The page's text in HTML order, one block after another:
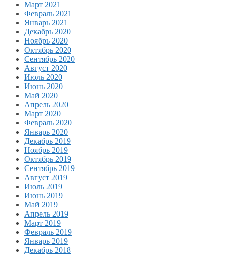
Март 2021
Февраль 2021
Январь 2021
Декабрь 2020
Ноябрь 2020
Октябрь 2020
Сентябрь 2020
Август 2020
Июль 2020
Июнь 2020
Май 2020
Апрель 2020
Март 2020
Февраль 2020
Январь 2020
Декабрь 2019
Ноябрь 2019
Октябрь 2019
Сентябрь 2019
Август 2019
Июль 2019
Июнь 2019
Май 2019
Апрель 2019
Март 2019
Февраль 2019
Январь 2019
Декабрь 2018